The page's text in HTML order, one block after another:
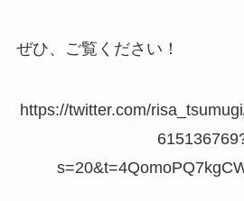
ぜひ、ご覧ください！
https://twitter.com/